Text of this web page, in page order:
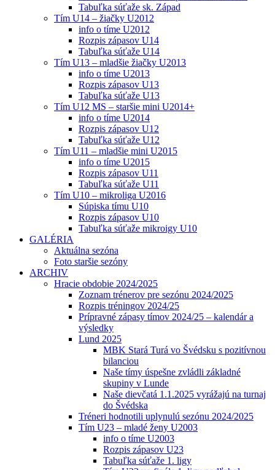
Tabuľka súťaže sk. Západ
Tím U14 – žiačky U2012
info o tíme U2012
Rozpis zápasov U14
Tabuľka súťaže U14
Tím U13 – mladšie žiačky U2013
info o tíme U2013
Rozpis zápasov U13
Tabuľka súťaže U13
Tím U12 MS – staršie mini U2014+
info o tíme U2014
Rozpis zápasov U12
Tabuľka súťaže U12
Tím U11 – mladšie mini U2015
info o tíme U2015
Rozpis zápasov U11
Tabuľka súťaže U11
Tím U10 – mikroliga U2016
Súpiska tímu U10
Rozpis zápasov U10
Tabuľka súťaže mikroigy U10
GALÉRIA
Aktuálna sezóna
Foto staršie sezóny
ARCHIV
Hracie obdobie 2024/2025
Zoznam trénerov pre sezónu 2024/2025
Rozpis tréningov 2024/25
Prípravné zápasy tímov 2024/25 – kalendár a
výsledky
Lund 2025
MBK Stará Turá vo Švédsku s pozitívnou
bilanciou
Naše tímy úspešne zvládli základné
skupiny v Lunde
Naše dievčatá 1.1.2025 vyrážajú na turnaj
do Švédska
Tréneri hodnotili uplynulú sezónu 2024/2025
Tím U23 – mladé ženy U2003
info o tíme U2003
Rozpis zápasov U23
Tabuľka súťaže 1. ligy